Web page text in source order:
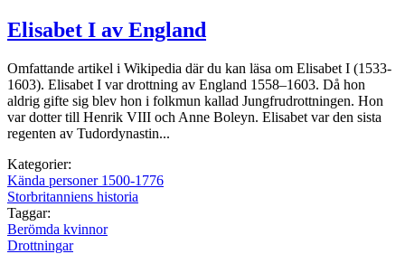
Elisabet I av England
Omfattande artikel i Wikipedia där du kan läsa om Elisabet I (1533-
1603). Elisabet I var drottning av England 1558–1603. Då hon
aldrig gifte sig blev hon i folkmun kallad Jungfrudrottningen. Hon
var dotter till Henrik VIII och Anne Boleyn. Elisabet var den sista
regenten av Tudordynastin...
Kategorier:
Kända personer 1500-1776
Storbritanniens historia
Taggar:
Berömda kvinnor
Drottningar